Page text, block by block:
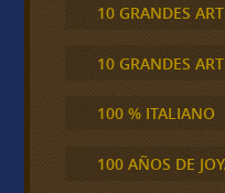
10 GRANDES
10 GRANDES
100 % ITALIANO
100 AÑOS DE